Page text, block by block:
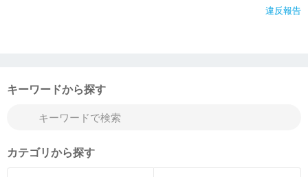
違反報告
キーワードから探す
カテゴリから探す